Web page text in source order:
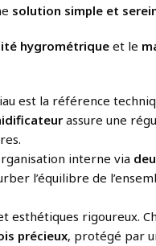
solution simple et
hygrométrique et le
est la référence
assure une
interne via
l’équilibre de
esthétiques rigoureux.
précieux, protégé par